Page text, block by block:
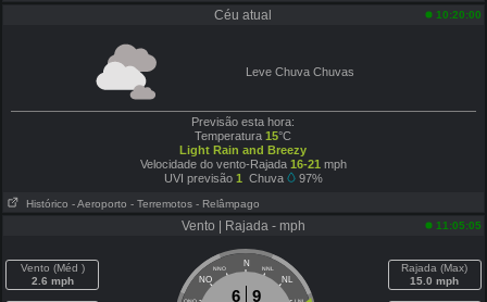
Céu atual 10:20:00
Leve Chuva Chuvas
Previsão esta hora:
Temperatura15°C
Light Rain and Breezy
Velocidade do vento-Rajada 16-21 mph
UVI previsão 1 Chuva 97%
Histórico - Aeroporto - Terremotos - Relâmpago
Vento | Rajada - mph 11:05:05
Vento (Méd )
2.6 mph
N
NNO NNL
NO NL
6 9
Rajada (Max)
15.0 mph